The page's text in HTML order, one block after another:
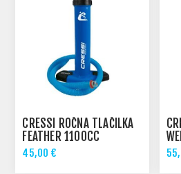
CRESSI ROČNA TLAČILKA
FEATHER 1100CC
45,00 €